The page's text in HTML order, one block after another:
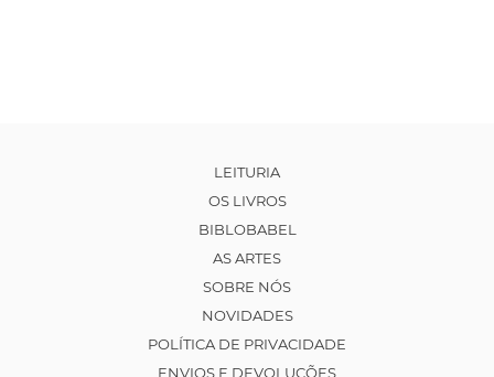
LEITURIA
OS LIVROS
BIBLOBABEL
AS ARTES
SOBRE NÓS
NOVIDADES
POLÍTICA DE PRIVACIDADE
ENVIOS E DEVOLUÇÕES